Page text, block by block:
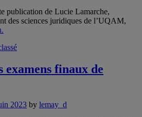
publication de Lucie Lamarche,
des sciences juridiques de l’UQAM,
examens finaux de
2023 by lemay_d